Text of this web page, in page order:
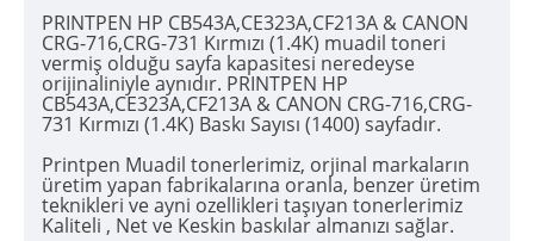
PRINTPEN HP CB543A,CE323A,CF213A & CANON
CRG-716,CRG-731 Kırmızı (1.4K) muadil toneri
vermiş olduğu sayfa kapasitesi neredeyse
orijinaliniyle aynıdır. PRINTPEN HP
CB543A,CE323A,CF213A & CANON CRG-716,CRG-
731 Kırmızı (1.4K) Baskı Sayısı (1400) sayfadır.
Printpen Muadil tonerlerimiz, orjinal markaların
üretim yapan fabrikalarına oranla, benzer üretim
teknikleri ve ayni ozellikleri taşıyan tonerlerimiz
Kaliteli , Net ve Keskin baskılar almanızı sağlar.